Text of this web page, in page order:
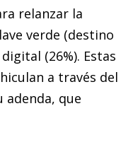
relanzar la
verde (destino
(26%). Estas
a través del
adenda, que